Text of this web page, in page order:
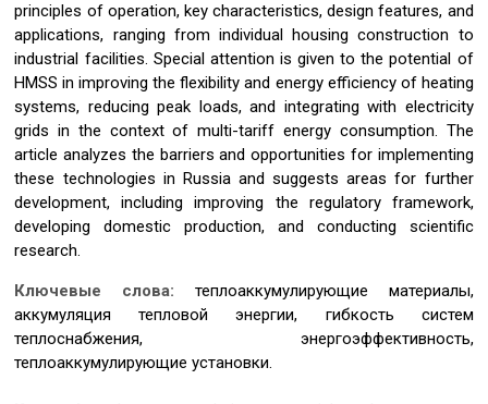
principles of operation, key characteristics, design features, and
applications, ranging from individual housing construction to
industrial facilities. Special attention is given to the potential of
HMSS in improving the flexibility and energy efficiency of heating
systems, reducing peak loads, and integrating with electricity
grids in the context of multi-tariff energy consumption. The
article analyzes the barriers and opportunities for implementing
these technologies in Russia and suggests areas for further
development, including improving the regulatory framework,
developing domestic production, and conducting scientific
research.
Ключевые слова: теплоаккумулирующие материалы,
аккумуляция тепловой энергии, гибкость систем
теплоснабжения, энергоэффективность,
теплоаккумулирующие установки.